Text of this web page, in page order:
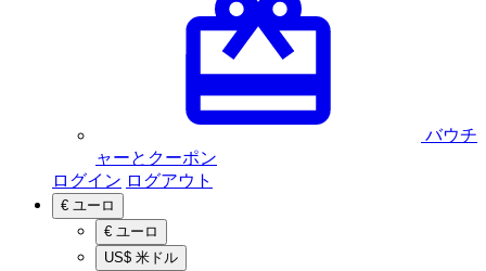
バウチ
ャーとクーポン
ログイン ログアウト
€ ユーロ
€ ユーロ
US$ 米ドル